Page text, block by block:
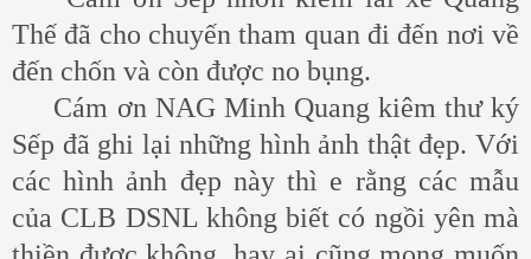
Thế đã cho chuyến tham quan đi đến nơi về
đến chốn và còn được no bụng.
Cám ơn NAG Minh Quang kiêm thư ký
Sếp đã ghi lại những hình ảnh thật đẹp. Với
các hình ảnh đẹp này thì e rằng các mẫu
của CLB DSNL không biết có ngồi yên mà